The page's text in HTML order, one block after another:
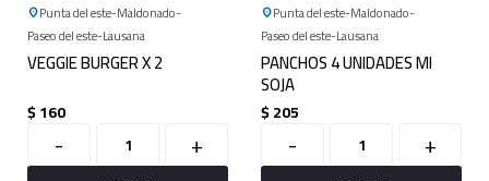
Punta del este Maldonado
Paseo del este Lausana
VEGGIE BURGER X 2
$160
- +
Punta del este Maldonado
Paseo del este Lausana
PANCHOS 4 UNIDADES MI
SOJA
$205
- +